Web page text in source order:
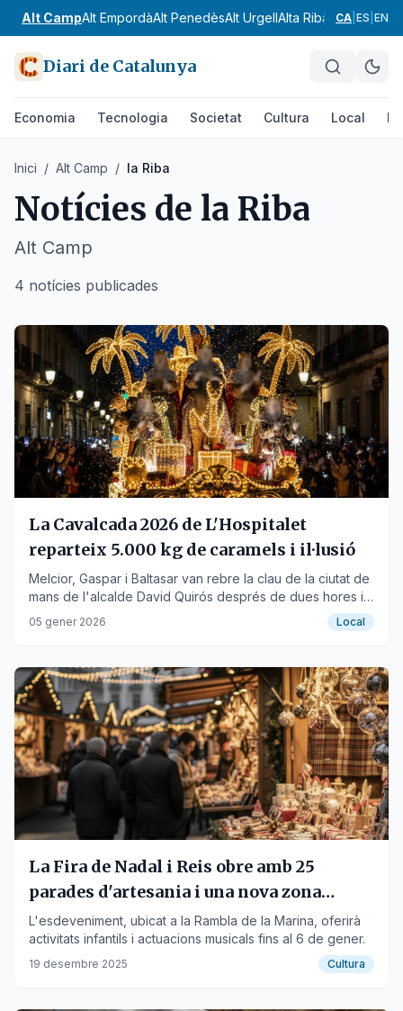
Alt CampAlt EmpordàAlt PenedèsAlt UrgellAlta RibagorçaAnoia
CA ES EN
Diari de Catalunya
Economia Tecnologia Societat Cultura Local
Inici / Alt Camp / la Riba
Notícies de la Riba
Alt Camp
4 notícies publicades
La Cavalcada 2026 de L'Hospitalet
reparteix 5.000 kg de caramels i il·lusió
Melcior, Gaspar i Baltasar van rebre la clau de la ciutat de
mans de l'alcalde David Quirós després de dues hores i
mitja de recorregut.
05 gener 2026 Local
La Fira de Nadal i Reis obre amb 25
parades d'artesania i una nova zona
gastronòmica
L'esdeveniment, ubicat a la Rambla de la Marina, oferirà
activitats infantils i actuacions musicals fins al 6 de gener.
19 desembre 2025 Cultura